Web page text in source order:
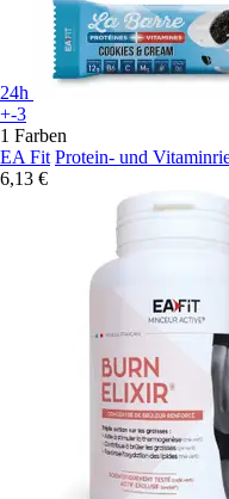
24h
+-3
1 Farben
EA Fit Protein- und
6,13 €